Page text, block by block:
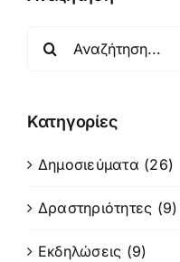
Κατηγορίες
Δημοσιεύματα (26)
Δραστηριότητες (9)
Εκδηλώσεις (9)